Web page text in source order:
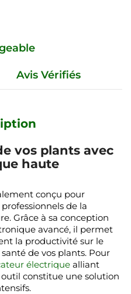
Avis Vérifiés
vos plants avec
haute
conçu pour
de la
Grâce à sa conception
avancé, il permet
la productivité sur le
de vos plants. Pour
électrique alliant
constitue une solution